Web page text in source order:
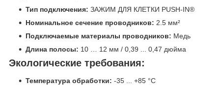
Тип подключения: ЗАЖИМ ДЛЯ КЛЕТКИ PUSH-IN®
Номинальное сечение проводников: 2.5 мм²
Подключаемые материалы проводников: Медь
Длина полосы: 10 … 12 мм / 0,39 ... 0,47 дюйма
Экологические требования:
Температура обработки: -35 ... +85 °C